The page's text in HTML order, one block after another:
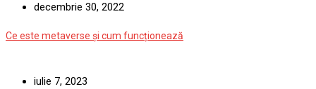
decembrie 30, 2022
Ce este metaverse și cum funcționează
iulie 7, 2023